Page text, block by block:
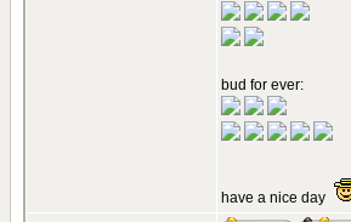
bud for ever:
have a nice day